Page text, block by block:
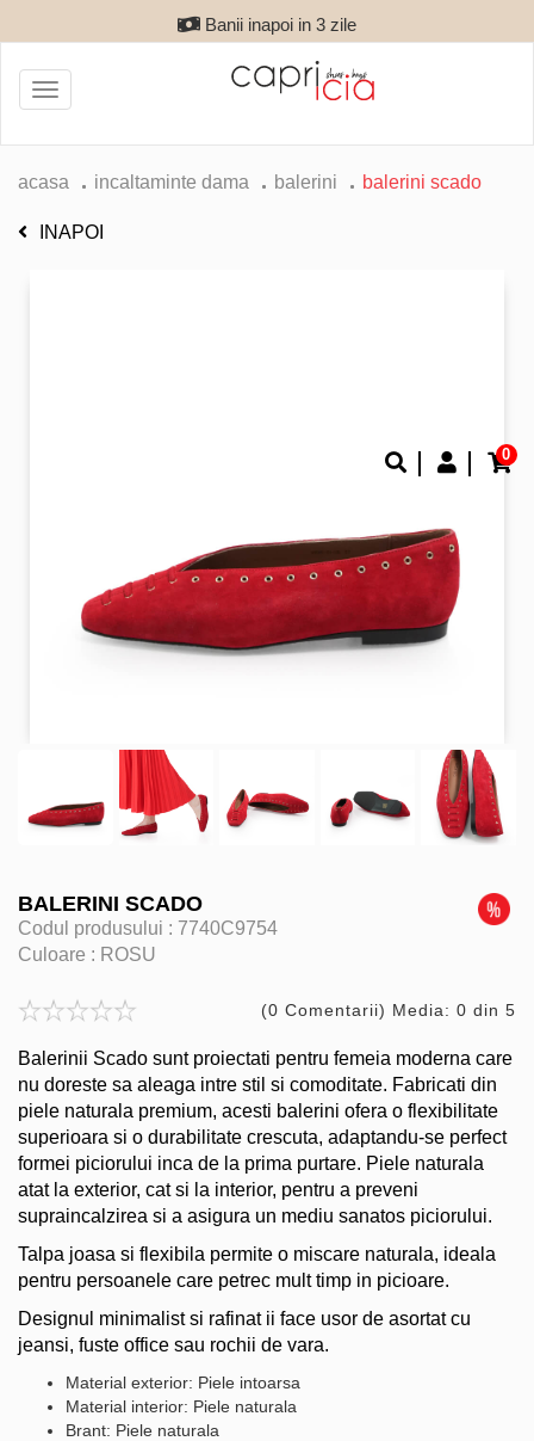
Banii inapoi in 3 zile
0
Toggle
navigation
acasa incaltaminte dama balerini balerini scado
INAPOI
BALERINI SCADO
Codul produsului : 7740C9754
Culoare : ROSU
(0 Comentarii) Media: 0 din 5
Balerinii Scado sunt proiectati pentru femeia moderna care
nu doreste sa aleaga intre stil si comoditate. Fabricati din
piele naturala premium, acesti balerini ofera o flexibilitate
superioara si o durabilitate crescuta, adaptandu-se perfect
formei piciorului inca de la prima purtare. Piele naturala
atat la exterior, cat si la interior, pentru a preveni
supraincalzirea si a asigura un mediu sanatos piciorului.
Talpa joasa si flexibila permite o miscare naturala, ideala
pentru persoanele care petrec mult timp in picioare.
Designul minimalist si rafinat ii face usor de asortat cu
jeansi, fuste office sau rochii de vara.
Material exterior: Piele intoarsa
Material interior: Piele naturala
Brant: Piele naturala